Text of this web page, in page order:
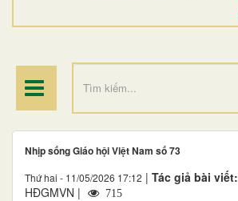
ĐIỂM HÀNH HƯƠNG
Nhịp sống Giáo hội Việt Nam số 73
Thứ hai - 11/05/2026 17:12 | Tác giả bài viết:
HĐGMVN |
715